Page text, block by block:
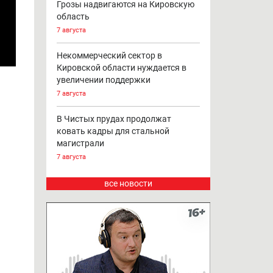
Грозы надвигаются на Кировскую
область
7 августа
Некоммерческий сектор в
Кировской области нуждается в
увеличении поддержки
7 августа
В Чистых прудах продолжат
ковать кадры для стальной
магистрали
7 августа
все новости